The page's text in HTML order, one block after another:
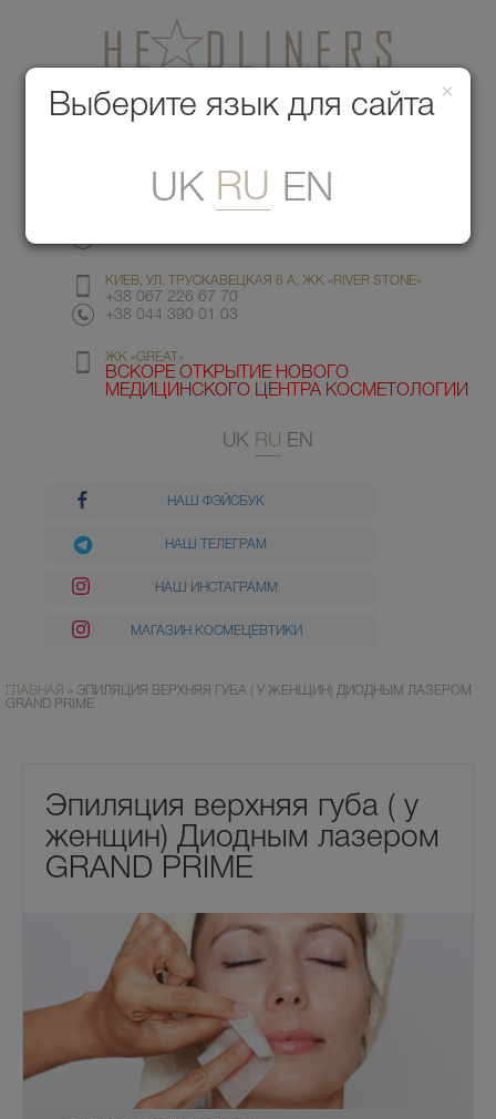
КИЕВ, УЛ. ГМЫРИ 6
КИЕВ, УЛ. ТРУСКАВЕЦКАЯ 6 А, ЖК «RIVER STONE»
+38 067 226 67 70
+38 044 390 01 03
ЖК «GREAT»
ВСКОРЕ ОТКРЫТИЕ НОВОГО
МЕДИЦИНСКОГО ЦЕНТРА КОСМЕТОЛОГИИ
UK RU EN
НАШ ФЭЙСБУК
НАШ ТЕЛЕГРАМ
НАШ ИНСТАГРАММ
МАГАЗИН КОСМЕЦЕВТИКИ
ГЛАВНАЯ » ЭПИЛЯЦИЯ ВЕРХНЯЯ ГУБА ( У ЖЕНЩИН) ДИОДНЫМ ЛАЗЕРОМ
GRAND PRIME
Эпиляция верхняя губа ( у
женщин) Диодным лазером
GRAND PRIME
×
Выберите язык для сайта
UK RU EN